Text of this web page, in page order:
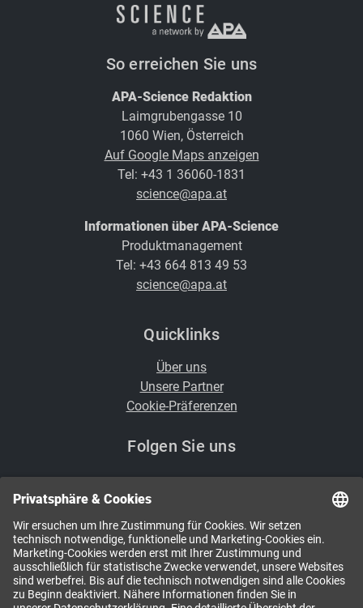
So erreichen Sie uns
APA-Science Redaktion
Laimgrubengasse 10
1060 Wien, Österreich
Auf Google Maps anzeigen
Tel: +43 1 36060-1831
science@apa.at
Informationen über APA-Science
Produktmanagement
Tel: +43 664 813 49 53
science@apa.at
Quicklinks
Über uns
Unsere Partner
Cookie-Präferenzen
Folgen Sie uns
Kennen Sie schon unsere Newsletter?